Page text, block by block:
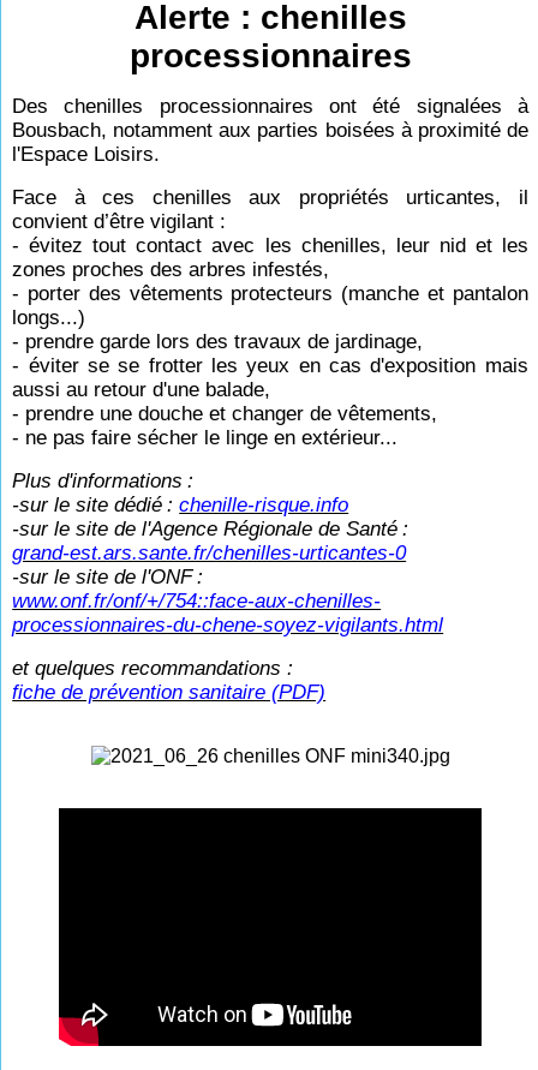
Alerte : chenilles
processionnaires
Des chenilles processionnaires ont été signalées à
Bousbach, notamment aux parties boisées à proximité de
l'Espace Loisirs.
Face à ces chenilles aux propriétés urticantes, il
convient d’être vigilant :
- évitez tout contact avec les chenilles, leur nid et les
zones proches des arbres infestés,
- porter des vêtements protecteurs (manche et pantalon
longs...)
- prendre garde lors des travaux de jardinage,
- éviter se se frotter les yeux en cas d'exposition mais
aussi au retour d'une balade,
- prendre une douche et changer de vêtements,
- ne pas faire sécher le linge en extérieur...
Plus d'informations :
-sur le site dédié :chenille-risque.info
-sur le site de l'Agence Régionale de Santé :
grand-est.ars.sante.fr/chenilles-urticantes-0
-sur le site de l'ONF :
www.onf.fr/onf/+/754::face-aux-chenilles-
processionnaires-du-chene-soyez-vigilants.html
et quelques recommandations :
fiche de prévention sanitaire (PDF)